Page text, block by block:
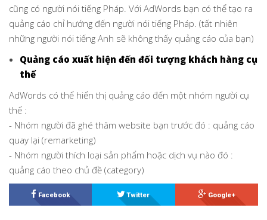
cũng có người nói tiếng Pháp. Với AdWords bạn có thể tạo ra
quảng cáo chỉ hướng đến người nói tiếng Pháp. (tất nhiên
những người nói tiếng Anh sẽ không thấy quảng cáo của bạn)
Quảng cáo xuất hiện đến đối tượng khách hàng cụ
thể
AdWords có thể hiển thị quảng cáo đến một nhóm người cụ
thể :
- Nhóm người đã ghé thăm website bạn trước đó : quảng cáo
quay lại (remarketing)
- Nhóm người thích loại sản phẩm hoặc dịch vụ nào đó :
quảng cáo theo chủ đề (category)
Facebook Twitter Google+